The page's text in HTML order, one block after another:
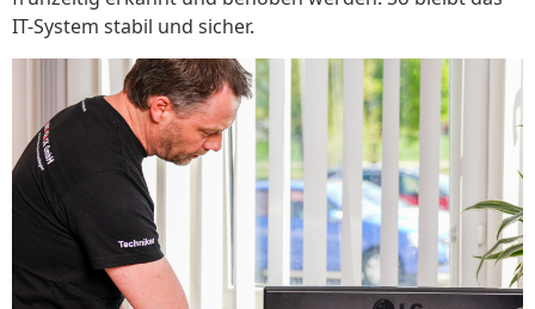
IT-System stabil und sicher.